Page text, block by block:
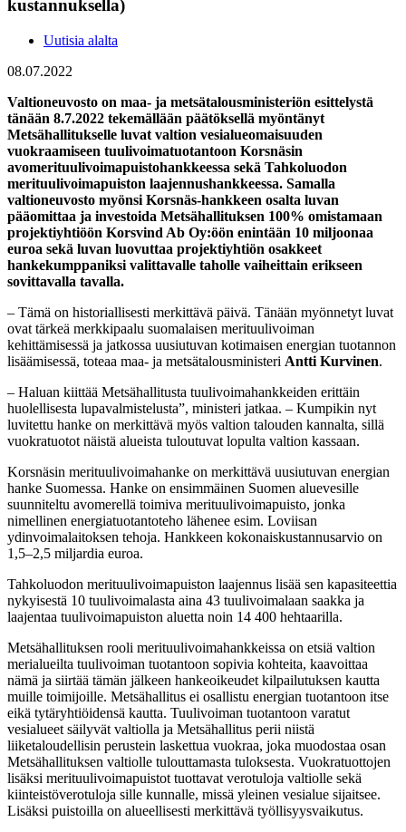
kustannuksella)
Uutisia alalta
08.07.2022
Valtioneuvosto on maa- ja metsätalousministeriön esittelystä
tänään 8.7.2022 tekemällään päätöksellä myöntänyt
Metsähallitukselle luvat valtion vesialueomaisuuden
vuokraamiseen tuulivoimatuotantoon Korsnäsin
avomerituulivoimapuistohankkeessa sekä Tahkoluodon
merituulivoimapuiston laajennushankkeessa. Samalla
valtioneuvosto myönsi Korsnäs-hankkeen osalta luvan
pääomittaa ja investoida Metsähallituksen 100% omistamaan
projektiyhtiöön Korsvind Ab Oy:öön enintään 10 miljoonaa
euroa sekä luvan luovuttaa projektiyhtiön osakkeet
hankekumppaniksi valittavalle taholle vaiheittain erikseen
sovittavalla tavalla.
– Tämä on historiallisesti merkittävä päivä. Tänään myönnetyt luvat
ovat tärkeä merkkipaalu suomalaisen merituulivoiman
kehittämisessä ja jatkossa uusiutuvan kotimaisen energian tuotannon
lisäämisessä, toteaa maa- ja metsätalousministeri Antti Kurvinen.
– Haluan kiittää Metsähallitusta tuulivoimahankkeiden erittäin
huolellisesta lupavalmistelusta”, ministeri jatkaa. – Kumpikin nyt
luvitettu hanke on merkittävä myös valtion talouden kannalta, sillä
vuokratuotot näistä alueista tuloutuvat lopulta valtion kassaan.
Korsnäsin merituulivoimahanke on merkittävä uusiutuvan energian
hanke Suomessa. Hanke on ensimmäinen Suomen aluevesille
suunniteltu avomerellä toimiva merituulivoimapuisto, jonka
nimellinen energiatuotantoteho lähenee esim. Loviisan
ydinvoimalaitoksen tehoja. Hankkeen kokonaiskustannusarvio on
1,5–2,5 miljardia euroa.
Tahkoluodon merituulivoimapuiston laajennus lisää sen kapasiteettia
nykyisestä 10 tuulivoimalasta aina 43 tuulivoimalaan saakka ja
laajentaa tuulivoimapuiston aluetta noin 14 400 hehtaarilla.
Metsähallituksen rooli merituulivoimahankkeissa on etsiä valtion
merialueilta tuulivoiman tuotantoon sopivia kohteita, kaavoittaa
nämä ja siirtää tämän jälkeen hankeoikeudet kilpailutuksen kautta
muille toimijoille. Metsähallitus ei osallistu energian tuotantoon itse
eikä tytäryhtiöidensä kautta. Tuulivoiman tuotantoon varatut
vesialueet säilyvät valtiolla ja Metsähallitus perii niistä
liiketaloudellisin perustein laskettua vuokraa, joka muodostaa osan
Metsähallituksen valtiolle tulouttamasta tuloksesta. Vuokratuottojen
lisäksi merituulivoimapuistot tuottavat verotuloja valtiolle sekä
kiinteistöverotuloja sille kunnalle, missä yleinen vesialue sijaitsee.
Lisäksi puistoilla on alueellisesti merkittävä työllisyysvaikutus.